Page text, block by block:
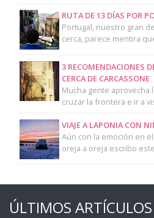
RUTA DE 13 DÍAS POR
Portugal, nuestro gran
cerca, parece mentira
3 RECOMENDACIONES
CERCA DE CARCASSONE
Mucha gente aprovecha
cruzar la frontera e ir a
VIAJE A LAPONIA CON
Aún con la emoción en
oreja a oreja escribo
ÚLTIMOS ARTÍCULOS